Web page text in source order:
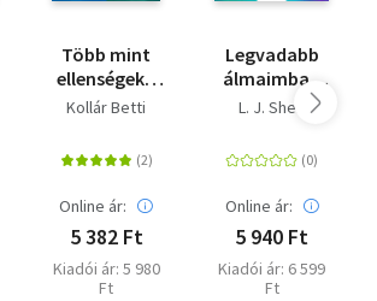
Több mint
ellenségek -
Szerelem első
(Különleges
Kollár Betti
Online ár:
5 382 Ft
Kiadói ár: 5 980
Ft
Legvadabb
álmaimban
szeretlek -
kiadás)
L. J. Shen
Online ár:
5 940 Ft
Kiadói ár: 6 599
Ft